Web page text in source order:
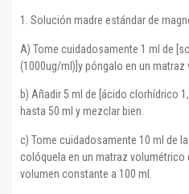
1. Solución madre estándar de
A) Tome cuidadosamente 1 ml de
(1000ug/ml)]y póngalo en un matraz
b) Añadir 5 ml de [ácido clorhídrico
hasta 50 ml y mezclar bien.
c) Tome cuidadosamente 10 ml de
colóquela en un matraz volumétrico
volumen constante a 100 ml.